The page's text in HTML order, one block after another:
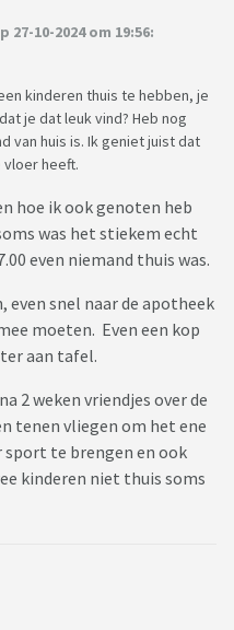
10-2024 om 19:56:
kinderen thuis te hebben, je
je dat leuk vind? Heb nog
van huis is. Ik geniet juist dat
heeft.
hoe ik ook genoten heb
was het stiekem echt
even niemand thuis was.
even snel naar de apotheek
moeten. Even een kop
aan tafel.
2 weken vriendjes over de
tenen vliegen om het ene
sport te brengen en ook
kinderen niet thuis soms